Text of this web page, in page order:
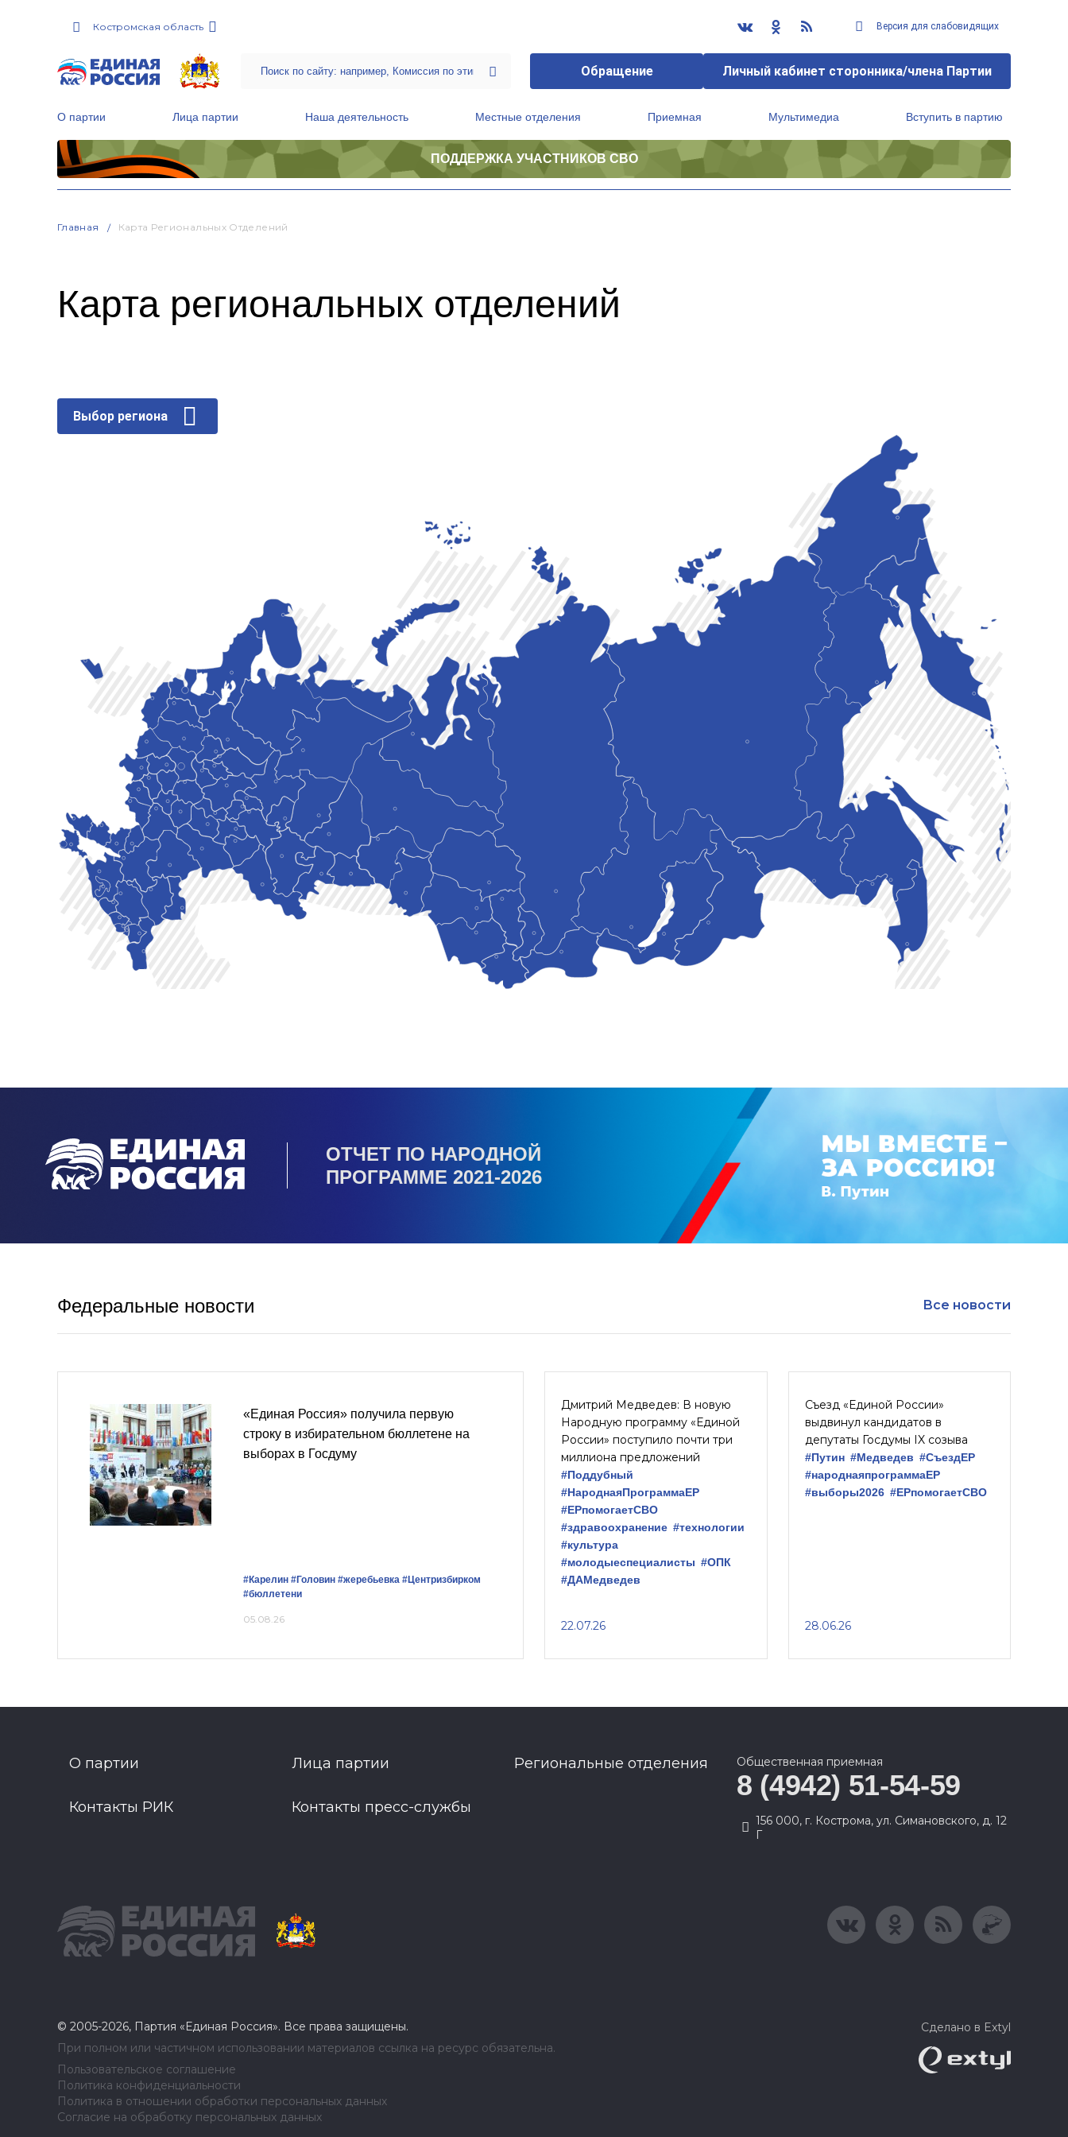
Костромская область Версия для слабовидящих
Обращение Личный кабинет сторонника/члена Партии
О партии Лица партии Наша деятельность Местные отделения Приемная Мультимедиа Вступить в партию
ПОДДЕРЖКА УЧАСТНИКОВ СВО
Главная Карта Региональных Отделений
Карта региональных отделений
Выбор региона
ОТЧЕТ ПО НАРОДНОЙ
ПРОГРАММЕ 2021-2026
Федеральные новости Все новости
«Единая Россия» получила первую
строку в избирательном бюллетене на
выборах в Госдуму
#Карелин #Головин #жеребьевка #Центризбирком
#бюллетени
05.08.26
Дмитрий Медведев: В новую
Народную программу «Единой
России» поступило почти три
миллиона предложений
#Поддубный
#НароднаяПрограммаЕР
#ЕРпомогаетСВО
#здравоохранение #технологии
#культура
#молодыеспециалисты #ОПК
#ДАМедведев
22.07.26
Съезд «Единой России»
выдвинул кандидатов в
депутаты Госдумы IX созыва
#Путин #Медведев #СъездЕР
#народнаяпрограммаЕР
#выборы2026 #ЕРпомогаетСВО
28.06.26
О партии Лица партии Региональные отделения
Контакты РИК Контакты пресс-службы
Общественная приемная
8 (4942) 51-54-59
156 000, г. Кострома, ул. Симановского, д. 12
Г
© 2005-2026, Партия «Единая Россия». Все права защищены.
При полном или частичном использовании материалов ссылка на ресурс обязательна.
Пользовательское соглашение
Политика конфиденциальности
Политика в отношении обработки персональных данных
Согласие на обработку персональных данных
Сделано в Extyl